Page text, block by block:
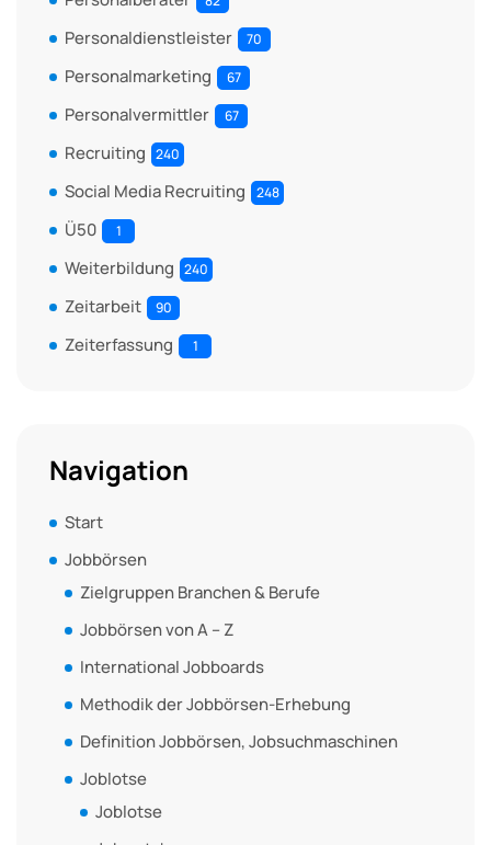
Personaldienstleister 70
Personalmarketing 67
Personalvermittler 67
Recruiting 240
Social Media Recruiting 248
Ü50 1
Weiterbildung 240
Zeitarbeit 90
Zeiterfassung 1
Navigation
Start
Jobbörsen
Zielgruppen Branchen & Berufe
Jobbörsen von A – Z
International Jobboards
Methodik der Jobbörsen-Erhebung
Definition Jobbörsen, Jobsuchmaschinen
Joblotse
Joblotse